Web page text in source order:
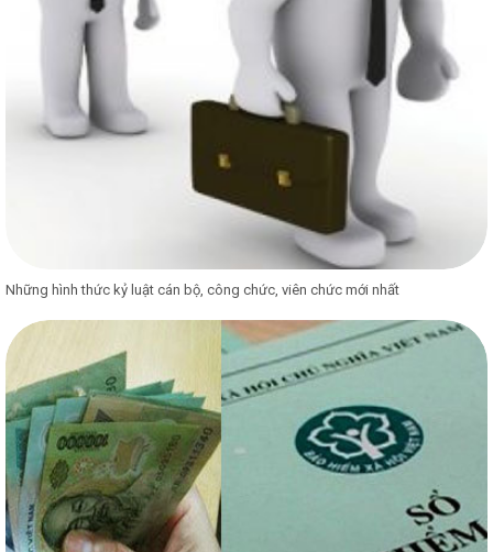
Những hình thức kỷ luật cán bộ, công chức, viên chức mới nhất